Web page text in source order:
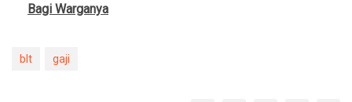
Bagi Warganya
blt gaji